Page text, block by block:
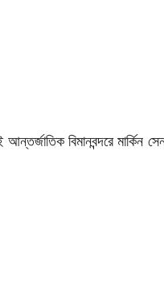
বিমানবন্দরে মার্কিন